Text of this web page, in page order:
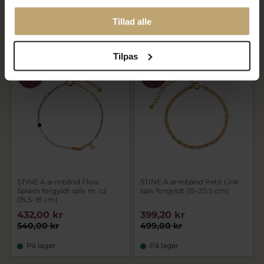
Tillad alle
Tilpas
På lager
419,00 kr
335,20 kr
På lager
STINE A armbånd Flow
Splash forgyldt sølv m. cz
(15,5-18 cm)
540,00 kr
432,00 kr
På lager
STINE A armbånd Petit Link
sølv forgyldt (15-20,5 cm)
499,00 kr
399,20 kr
På lager